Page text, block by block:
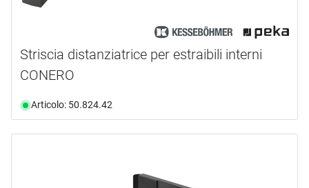
Striscia distanziatrice per estraibili interni
CONERO
Articolo: 50.824.42